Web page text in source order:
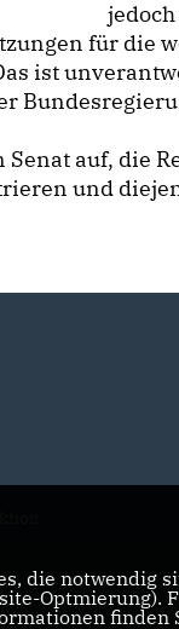
für die
ist
auf, die
und
die
finden